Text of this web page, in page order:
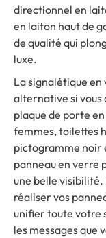
directionnel en
en laiton haut de
de qualité qui
luxe.
La signalétique
alternative si vous
plaque de porte
femmes, toilettes
pictogramme noir
panneau en verre
une belle visibilité.
réaliser vos
unifier toute votre
les messages que